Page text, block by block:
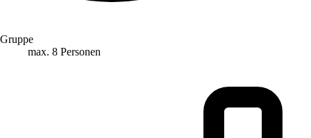
Gruppe
max. 8 Personen